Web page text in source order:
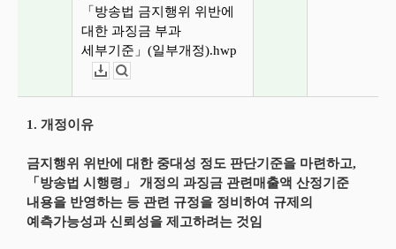
「방송법 금지행위 위반에
대한 과징금 부과
세부기준」(일부개정).hwp
1. 개정이유
금지행위 위반에 대한 중대성 정도 판단기준을 마련하고,
「방송법 시행령」 개정의 과징금 관련매출액 산정기준
내용을 반영하는 등 관련 규정을 정비하여 규제의
예측가능성과 신뢰성을 제고하려는 것임